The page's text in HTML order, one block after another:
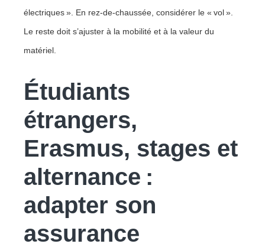
électriques ». En rez-de-chaussée, considérer le « vol ».
Le reste doit s’ajuster à la mobilité et à la valeur du
matériel.
Étudiants
étrangers,
Erasmus, stages et
alternance :
adapter son
assurance